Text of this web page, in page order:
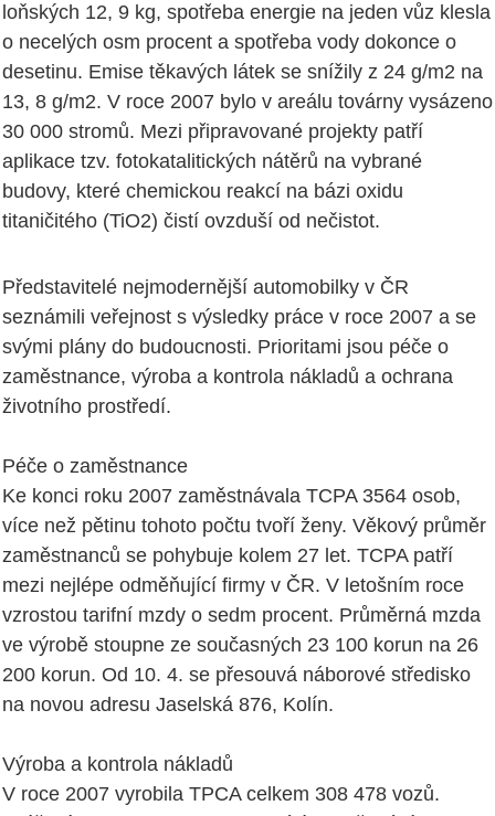
loňských 12, 9 kg, spotřeba energie na jeden vůz klesla
o necelých osm procent a spotřeba vody dokonce o
desetinu. Emise těkavých látek se snížily z 24 g/m2 na
13, 8 g/m2. V roce 2007 bylo v areálu továrny vysázeno
30 000 stromů. Mezi připravované projekty patří
aplikace tzv. fotokatalitických nátěrů na vybrané
budovy, které chemickou reakcí na bázi oxidu
titaničitého (TiO2) čistí ovzduší od nečistot.
Představitelé nejmodernější automobilky v ČR
seznámili veřejnost s výsledky práce v roce 2007 a se
svými plány do budoucnosti. Prioritami jsou péče o
zaměstnance, výroba a kontrola nákladů a ochrana
životního prostředí.
Péče o zaměstnance
Ke konci roku 2007 zaměstnávala TCPA 3564 osob,
více než pětinu tohoto počtu tvoří ženy. Věkový průměr
zaměstnanců se pohybuje kolem 27 let. TCPA patří
mezi nejlépe odměňující firmy v ČR. V letošním roce
vzrostou tarifní mzdy o sedm procent. Průměrná mzda
ve výrobě stoupne ze současných 23 100 korun na 26
200 korun. Od 10. 4. se přesouvá náborové středisko
na novou adresu Jaselská 876, Kolín.
Výroba a kontrola nákladů
V roce 2007 vyrobila TPCA celkem 308 478 vozů.